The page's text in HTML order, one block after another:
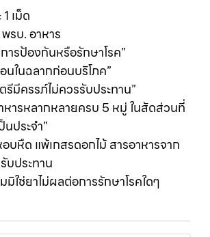
เม็ด
รบ. อาหาร
ารป้องกันหรือรักษาโรค”
นในฉลากก่อนบริโภค”
รีมีครรภ์ไม่ควรรับประทาน”
หารหลากหลายครบ 5 หมู่ ในสัดส่วนที่
นประจำ”
บหืด แพ้เกสรดอกไม้ สารอาหารจาก
บประทาน
มิใช่ยาไม่ผลต่อการรักษาโรคใดๆ